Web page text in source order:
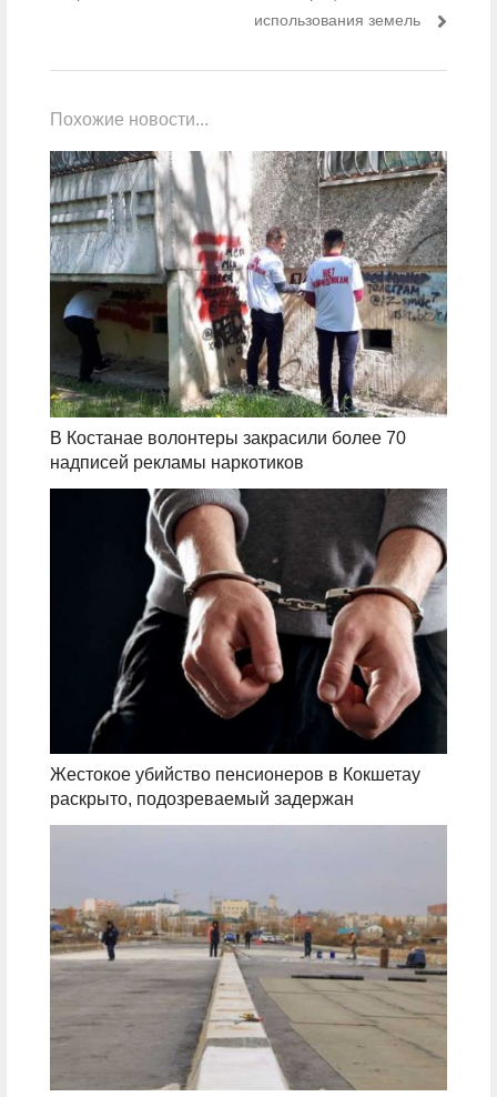
использования земель
Похожие новости...
В Костанае волонтеры закрасили более 70
надписей рекламы наркотиков
Жестокое убийство пенсионеров в Кокшетау
раскрыто, подозреваемый задержан